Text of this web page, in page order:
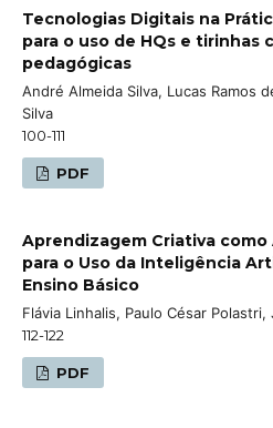
Tecnologias Digitais na
para o uso de HQs e tirinhas
pedagógicas
André Almeida Silva, Lucas Ramos
Silva
100-111
PDF
Aprendizagem Criativa
para o Uso da Inteligência
Ensino Básico
Flávia Linhalis, Paulo César
112-122
PDF